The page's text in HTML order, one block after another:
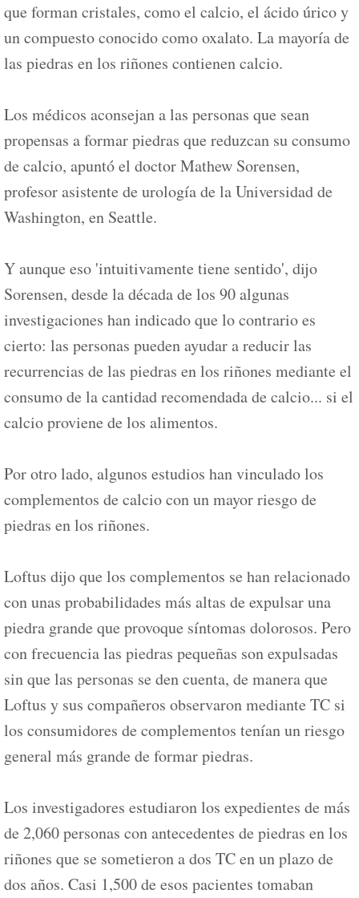
que forman cristales, como el calcio, el ácido úrico y
un compuesto conocido como oxalato. La mayoría de
las piedras en los riñones contienen calcio.
Los médicos aconsejan a las personas que sean
propensas a formar piedras que reduzcan su consumo
de calcio, apuntó el doctor Mathew Sorensen,
profesor asistente de urología de la Universidad de
Washington, en Seattle.
Y aunque eso 'intuitivamente tiene sentido', dijo
Sorensen, desde la década de los 90 algunas
investigaciones han indicado que lo contrario es
cierto: las personas pueden ayudar a reducir las
recurrencias de las piedras en los riñones mediante el
consumo de la cantidad recomendada de calcio... si el
calcio proviene de los alimentos.
Por otro lado, algunos estudios han vinculado los
complementos de calcio con un mayor riesgo de
piedras en los riñones.
Loftus dijo que los complementos se han relacionado
con unas probabilidades más altas de expulsar una
piedra grande que provoque síntomas dolorosos. Pero
con frecuencia las piedras pequeñas son expulsadas
sin que las personas se den cuenta, de manera que
Loftus y sus compañeros observaron mediante TC si
los consumidores de complementos tenían un riesgo
general más grande de formar piedras.
Los investigadores estudiaron los expedientes de más
de 2,060 personas con antecedentes de piedras en los
riñones que se sometieron a dos TC en un plazo de
dos años. Casi 1,500 de esos pacientes tomaban